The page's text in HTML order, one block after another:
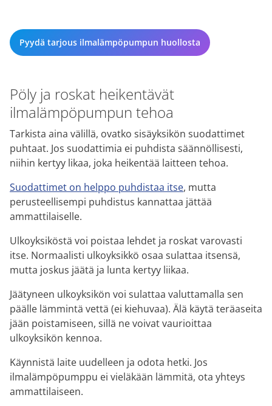
Pyydä tarjous ilmalämpöpumpun huollosta
Pöly ja roskat heikentävät
ilmalämpöpumpun tehoa
Tarkista aina välillä, ovatko sisäyksikön suodattimet
puhtaat. Jos suodattimia ei puhdista säännöllisesti,
niihin kertyy likaa, joka heikentää laitteen tehoa.
Suodattimet on helppo puhdistaa itse, mutta
perusteellisempi puhdistus kannattaa jättää
ammattilaiselle.
Ulkoyksiköstä voi poistaa lehdet ja roskat varovasti
itse. Normaalisti ulkoyksikkö osaa sulattaa itsensä,
mutta joskus jäätä ja lunta kertyy liikaa.
Jäätyneen ulkoyksikön voi sulattaa valuttamalla sen
päälle lämmintä vettä (ei kiehuvaa). Älä käytä teräaseita
jään poistamiseen, sillä ne voivat vaurioittaa
ulkoyksikön kennoa.
Käynnistä laite uudelleen ja odota hetki. Jos
ilmalämpöpumppu ei vieläkään lämmitä, ota yhteys
ammattilaiseen.